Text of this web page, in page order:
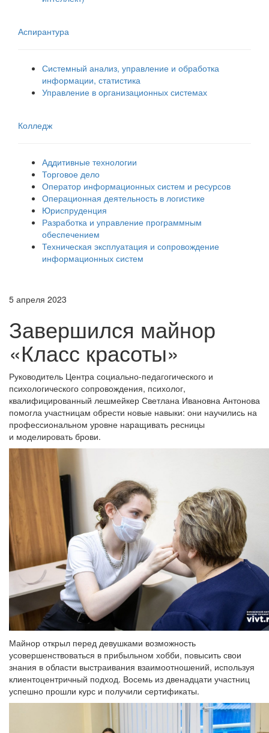
Аспирантура
Системный анализ, управление и обработка
информации, статистика
Управление в организационных системах
Колледж
Аддитивные технологии
Торговое дело
Оператор информационных систем и ресурсов
Операционная деятельность в логистике
Юриспруденция
Разработка и управление программным
обеспечением
Техническая эксплуатация и сопровождение
информационных систем
5 апреля 2023
Завершился майнор
«Класс красоты»
Руководитель Центра социально-педагогического и
психологического сопровождения, психолог,
квалифицированный лешмейкер Светлана Ивановна Антонова
помогла участницам обрести новые навыки: они научились на
профессиональном уровне наращивать ресницы
и моделировать брови.
Майнор открыл перед девушками возможность
усовершенствоваться в прибыльном хобби, повысить свои
знания в области выстраивания взаимоотношений, используя
клиентоцентричный подход. Восемь из двенадцати участниц
успешно прошли курс и получили сертификаты.